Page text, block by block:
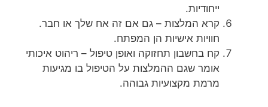
ייחודיות.
קרא המלצות – גם אם זה אח שלך או חבר.
חוויות אישיות הן המפתח.
קח בחשבון תחזוקה ואופן טיפול – ריהוט איכותי
אומר שגם ההמלצות על הטיפול בו מגיעות
מרמת מקצועיות גבוהה.